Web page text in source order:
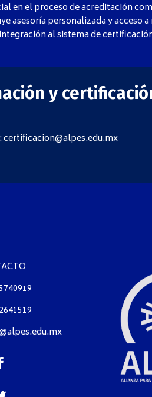
en el proceso de acreditación
asesoría personalizada y acceso
al sistema de
y
certificacion@alpes.edu.mx